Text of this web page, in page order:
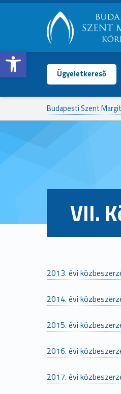
Open toolbar
BUDAPESTI
SZENT
MARGIT
KÓRHÁZ
Ügyeletkereső
Budapesti Szent
VII.
2013. évi
2014. évi
2015. évi
2016. évi
2017. évi